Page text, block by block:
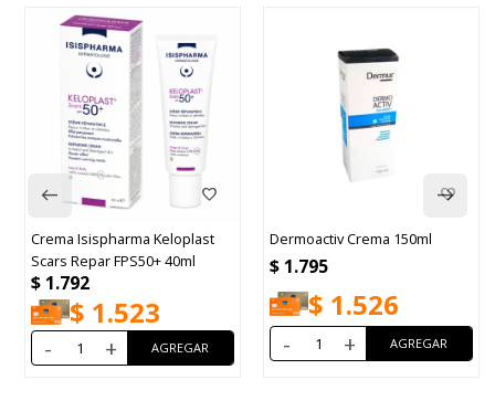
Crema Isispharma Keloplast
Scars Repar FPS50+ 40ml
$ 1.792
$ 1.523
- +
Dermoactiv Crema 150ml
$ 1.795
$ 1.526
- +